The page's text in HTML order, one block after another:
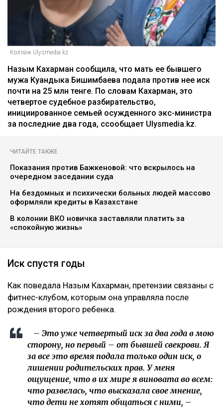
Коллаж Ulysmedia.kz
Назым Кахарман сообщила, что мать ее бывшего
мужа Куандыка Бишимбаева подала против нее иск
почти на 25 млн тенге. По словам Кахарман, это
четвертое судебное разбирательство,
инициированное семьей осужденного экс-министра
за последние два года, ссообщает Ulysmedia.kz.
ЧИТАЙТЕ ТАКЖЕ
Показания против Бажкеновой: что вскрылось на
очередном заседании суда
На бездомных и психически больных людей массово
оформляли кредиты в Казахстане
В колонии ВКО новичка заставляли платить за
«спокойную жизнь»
Иск спустя годы
Как поведала Назым Кахарман, претензии связаны с
фитнес-клубом, которым она управляла после
рождения второго ребенка.
– Это уже четвертый иск за два года в мою
сторону, но первый – от бывшей свекрови. Я
за все это время подала только один иск, о
лишении родительских прав. У меня
ощущение, что в их мире я виновата во всем:
что развелась, что высказала свое мнение,
что дети не хотят общаться с ними, –